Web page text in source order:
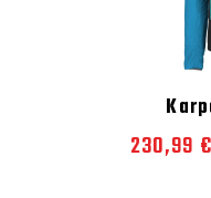
230,99 €